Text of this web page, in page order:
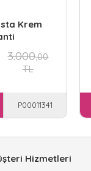
Krem
3.000,00
TL
P00011341
Hizmetleri